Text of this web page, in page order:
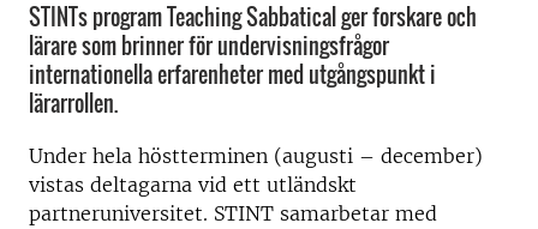
STINTs program Teaching Sabbatical ger forskare och
lärare som brinner för undervisningsfrågor
internationella erfarenheter med utgångspunkt i
lärarrollen.
Under hela höstterminen (augusti – december)
vistas deltagarna vid ett utländskt
partneruniversitet. STINT samarbetar med